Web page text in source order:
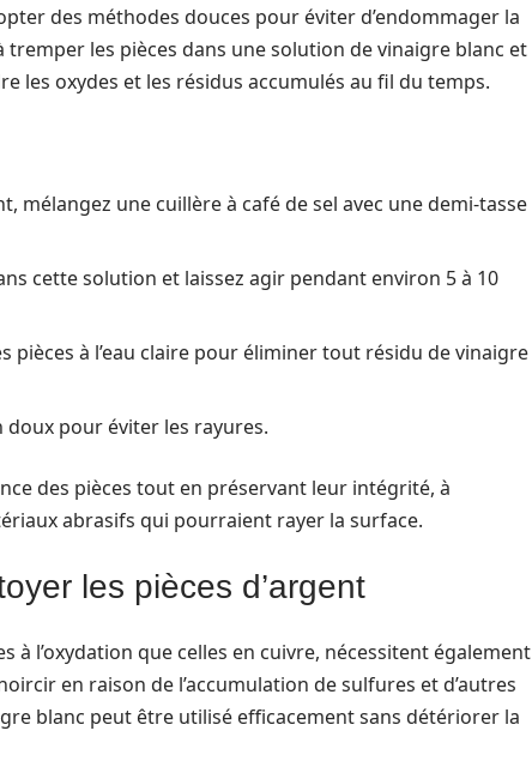
des méthodes douces pour éviter d’endommager la
les pièces dans une solution de vinaigre blanc et
les oxydes et les résidus accumulés au fil du temps.
mélangez une cuillère à café de sel avec une demi-tasse
cette solution et laissez agir pendant environ 5 à 10
pièces à l’eau claire pour éliminer tout résidu de vinaigre
doux pour éviter les rayures.
des pièces tout en préservant leur intégrité, à
abrasifs qui pourraient rayer la surface.
les pièces d’argent
à l’oxydation que celles en cuivre, nécessitent également
en raison de l’accumulation de sulfures et d’autres
blanc peut être utilisé efficacement sans détériorer la